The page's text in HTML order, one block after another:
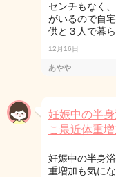
センチもなく
がいるので自
供と３人で暮
12月16日
あやや
妊娠中の半
こ最近体重
妊娠中の半身
重増加も気に